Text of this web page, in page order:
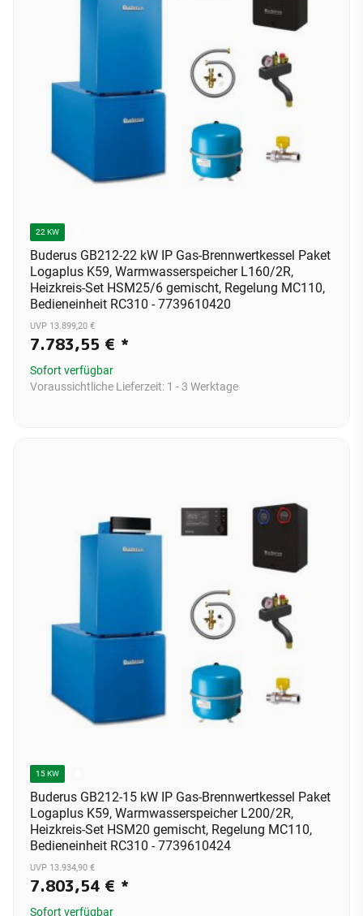
22 KW
Buderus GB212-22 kW IP Gas-Brennwertkessel Paket
Logaplus K59, Warmwasserspeicher L160/2R,
Heizkreis-Set HSM25/6 gemischt, Regelung MC110,
Bedieneinheit RC310 - 7739610420
UVP 13.899,20 €
7.783,55 € *
Sofort verfügbar
Voraussichtliche Lieferzeit: 1 - 3 Werktage
15 KW
Buderus GB212-15 kW IP Gas-Brennwertkessel Paket
Logaplus K59, Warmwasserspeicher L200/2R,
Heizkreis-Set HSM20 gemischt, Regelung MC110,
Bedieneinheit RC310 - 7739610424
UVP 13.934,90 €
7.803,54 € *
Sofort verfügbar